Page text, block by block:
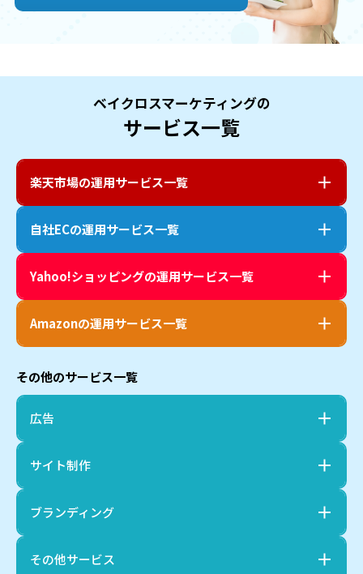
ベイクロスマーケティングの
サービス一覧
楽天市場の運用サービス一覧
自社ECの運用サービス一覧
Yahoo!ショッピングの運用サービス一覧
Amazonの運用サービス一覧
その他のサービス一覧
広告
サイト制作
ブランディング
その他サービス